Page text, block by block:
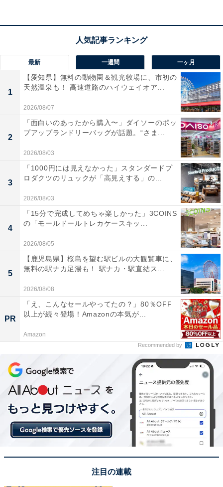
「鳴子温泉 ホテル亀屋」には、以下のような口コミが寄
せられています。
地元の食材をふんだんに使用した美味しく満足感の
ある料理
年季は感じるものの綺麗に掃除が行き届いた清潔感
最新 一週間 一ヶ月
1
【愛知県】無料の動物園＆観光牧場に、市初の
天然温泉も！ 高速道路のハイウェイオア...
2026/08/07
2
「面白いのあったから購入〜」ダイソーのポッ
プアップランドリーバッグが話題。“さま...
2026/08/03
3
「1000円には見えなかった」スタンダードプ
ロダクツのリュックが「高見えする」の...
2026/08/03
4
「15分で完成してめちゃ楽しかった」3COINS
の「モールドールトレカケースキッ...
2026/08/05
5
【鹿児島県】桜島を望む駅ビルの大観覧車に、
無料の駅ナカ足湯も！ 駅ナカ・駅直結ス...
2026/08/08
PR
「え、こんなセールやってたの？」80％OFF
以上が続々登場！Amazonの本気が...
Amazon
Recommended by
注目の連載